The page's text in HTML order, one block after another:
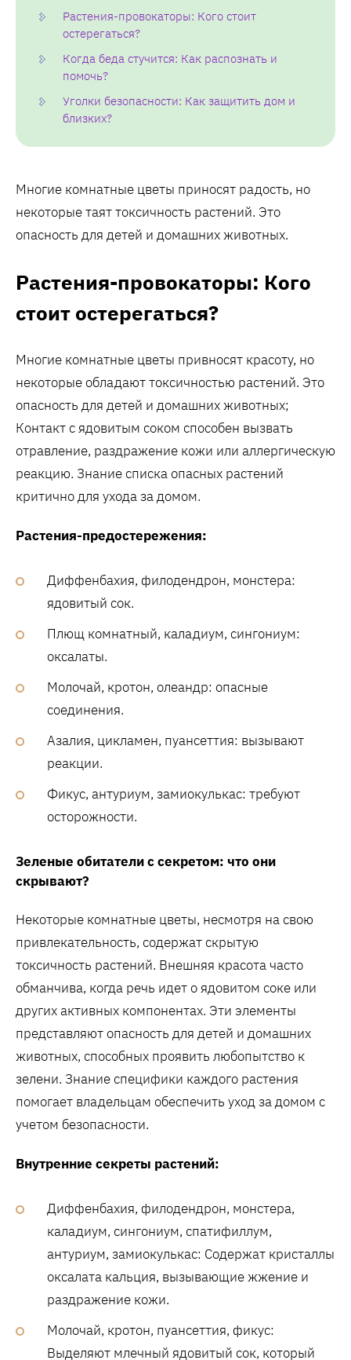
Растения-провокаторы: Кого стоит
остерегаться?
Когда беда стучится: Как распознать и
помочь?
Уголки безопасности: Как защитить дом и
близких?
Многие комнатные цветы приносят радость, но
некоторые таят токсичность растений. Это
опасность для детей и домашних животных.
Растения-провокаторы: Кого
стоит остерегаться?
Многие комнатные цветы привносят красоту, но
некоторые обладают токсичностью растений. Это
опасность для детей и домашних животных;
Контакт с ядовитым соком способен вызвать
отравление, раздражение кожи или аллергическую
реакцию. Знание списка опасных растений
критично для ухода за домом.
Растения-предостережения:
Диффенбахия, филодендрон, монстера:
ядовитый сок.
Плющ комнатный, каладиум, сингониум:
оксалаты.
Молочай, кротон, олеандр: опасные
соединения.
Азалия, цикламен, пуансеттия: вызывают
реакции.
Фикус, антуриум, замиокулькас: требуют
осторожности.
Зеленые обитатели с секретом: что они
скрывают?
Некоторые комнатные цветы, несмотря на свою
привлекательность, содержат скрытую
токсичность растений. Внешняя красота часто
обманчива, когда речь идет о ядовитом соке или
других активных компонентах. Эти элементы
представляют опасность для детей и домашних
животных, способных проявить любопытство к
зелени. Знание специфики каждого растения
помогает владельцам обеспечить уход за домом с
учетом безопасности.
Внутренние секреты растений:
Диффенбахия, филодендрон, монстера,
каладиум, сингониум, спатифиллум,
антуриум, замиокулькас: Содержат кристаллы
оксалата кальция, вызывающие жжение и
раздражение кожи.
Молочай, кротон, пуансеттия, фикус:
Выделяют млечный ядовитый сок, который